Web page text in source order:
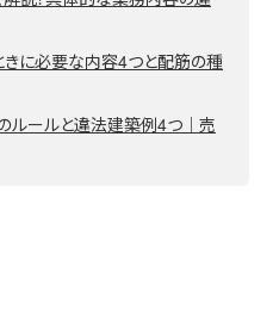
に必要な内容4つと配筋の種
ルールと違法建築例4つ｜売